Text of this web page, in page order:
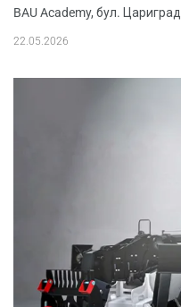
BAU Academy, бул.
22.05.2026